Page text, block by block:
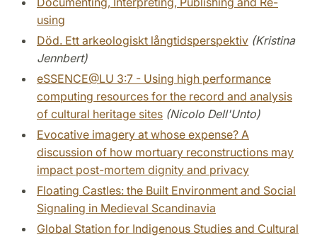
using
Död. Ett arkeologiskt långtidsperspektiv (Kristina
Jennbert)
eSSENCE@LU 3:7 - Using high performance
computing resources for the record and analysis
of cultural heritage sites (Nicolo Dell'Unto)
Evocative imagery at whose expense? A
discussion of how mortuary reconstructions may
impact post-mortem dignity and privacy
Floating Castles: the Built Environment and Social
Signaling in Medieval Scandinavia
Global Station for Indigenous Studies and Cultural